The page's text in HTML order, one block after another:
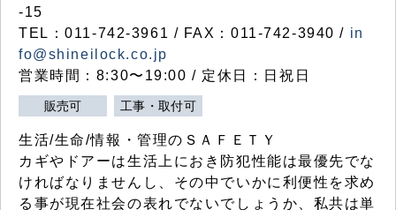
-15
TEL：011-742-3961 / FAX：011-742-3940 / in
fo@shineilock.co.jp
営業時間：8:30〜19:00 / 定休日：日祝日
販売可 工事・取付可
生活/生命/情報・管理のＳＡＦＥＴＹ
カギやドアーは生活上におき防犯性能は最優先でな
ければなりませんし、その中でいかに利便性を求め
る事が現在社会の表れでないでしょうか、私共は単